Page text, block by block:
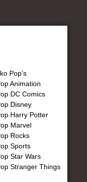
Pop’s
Animation
DC Comics
Disney
Harry Potter
Marvel
Rocks
Sports
Star Wars
Stranger Things